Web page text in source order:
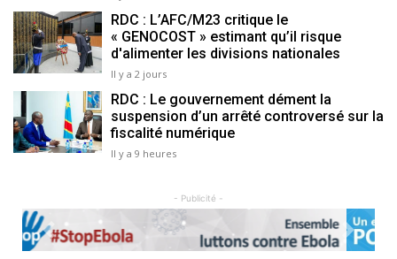
RDC : L’AFC/M23 critique le
« GENOCOST » estimant qu’il risque
d'alimenter les divisions nationales
Il y a 2 jours
RDC : Le gouvernement dément la
suspension d’un arrêté controversé sur la
fiscalité numérique
Il y a 9 heures
- Publicité -
Previous Next